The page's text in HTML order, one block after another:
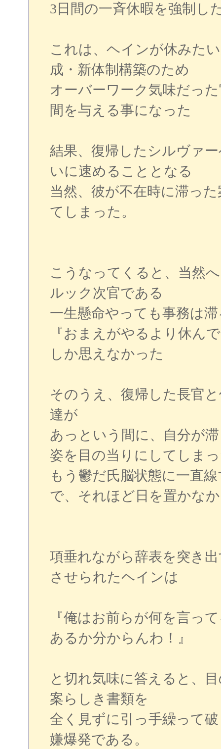
3日間の一斉休暇を強制し
これは、ヘインが休みた
成・新体制構築のため
オーバーワーク気味だっ
間を与える事になった
結果、復帰したシルヴァ
いに速めることとなる
当然、彼が不在時に滞っ
てしまった。
こうなってくると、当然
ルック次官である
一生懸命やっても事務は
『おまえがやるより休ん
しか思えなかった
そのうえ、復帰した長官
達が
あっという間に、自分が
姿を目の当りにしてしま
もう鬱だ氏脳状態に一直
で、それほど日を置かな
項垂れながら辞表を突き
させられたヘインは
『俺はお前らが何を言っ
あるか分からんわ！』
と切れ気味に答えると、
案らしき書類を
全く見ずに引っ手繰って
嫌爆発である。